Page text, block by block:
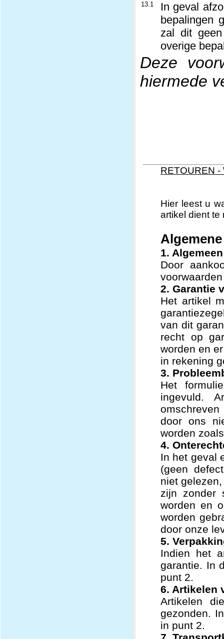
13.1
In geval
bepalingen
zal dit
overige
Deze
hiermede
RETOUREN -
Hier leest u
artikel dient te
1. Algemeen
Door
2. Garantie
Het artikel
van dit
recht op
worden en
in rekening
3.
Het
ingevuld.
omschreven
door ons
worden
4.
In het geval
(geen
niet
zijn zonder
worden en
worden
door onze
5.
Indien het
garantie. In
punt 2.
6. Artikelen
Artikelen
gezonden.
in punt 2.